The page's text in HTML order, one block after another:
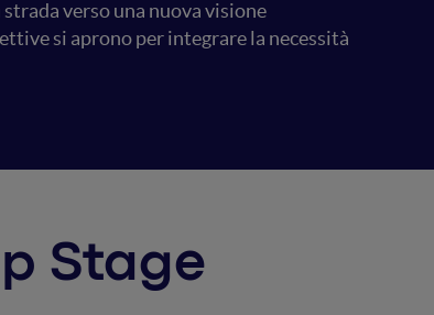
verso una nuova visione
si aprono per integrare la necessità
Stage